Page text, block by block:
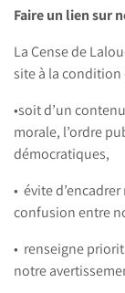
Faire un lien sur
La Cense de
site à la
•soit d’un
morale, l’ordre
démocratiques,
• évite
confusion entre
• renseigne
notre